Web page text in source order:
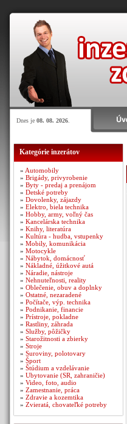
Dnes je 08. 08. 2026
Kategórie inzerátov
» Automobily
» Brigády, privyrobenie
» Byty - predaj a prenájom
» Detské potreby
» Dovolenky, zájazdy
» Elektro, biela technika
» Hobby, army, voľný čas
» Kancelárska technika
» Knihy, literatúra
» Kultúra - hudba, vstupenky
» Mobily, komunikácia
» Motocykle
» Nábytok, domácnosť
» Nákladné, úžitkové autá
» Náradie, nástroje
» Nehnuteľnosti, reality
» Oblečenie, obuv a doplnky
» Ostatné, nezaradené
» Počítače, výp. technika
» Podnikanie, financie
» Prístroje, pokladne
» Rastliny, záhrada
» Služby, pôžičky
» Starožitnosti a zbierky
» Stroje
» Suroviny, polotovary
» Šport
» Štúdium a vzdelávanie
» Ubytovanie (SR, zahraničie)
» Video, foto, audio
» Zamestnanie, práca
» Zdravie a kozemtika
» Zvieratá, chovateľké potreby